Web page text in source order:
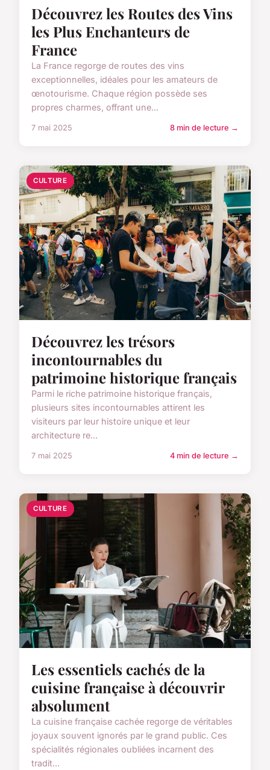
Découvrez les Routes des Vins
les Plus Enchanteurs de
France
La France regorge de routes des vins
exceptionnelles, idéales pour les amateurs de
œnotourisme. Chaque région possède ses
propres charmes, offrant une...
7 mai 2025 8 min de lecture →
CULTURE
Découvrez les trésors
incontournables du
patrimoine historique français
Parmi le riche patrimoine historique français,
plusieurs sites incontournables attirent les
visiteurs par leur histoire unique et leur
architecture re...
7 mai 2025 4 min de lecture →
CULTURE
Les essentiels cachés de la
cuisine française à découvrir
absolument
La cuisine française cachée regorge de véritables
joyaux souvent ignorés par le grand public. Ces
spécialités régionales oubliées incarnent des
tradit...